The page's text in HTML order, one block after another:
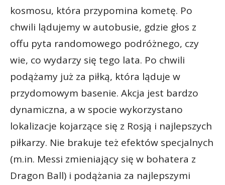
kosmosu, która przypomina kometę. Po
chwili lądujemy w autobusie, gdzie głos z
offu pyta randomowego podróżnego, czy
wie, co wydarzy się tego lata. Po chwili
podążamy już za piłką, która ląduje w
przydomowym basenie. Akcja jest bardzo
dynamiczna, a w spocie wykorzystano
lokalizacje kojarzące się z Rosją i najlepszych
piłkarzy. Nie brakuje też efektów specjalnych
(m.in. Messi zmieniający się w bohatera z
Dragon Ball) i podążania za najlepszymi